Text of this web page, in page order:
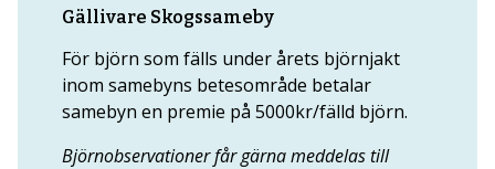
Gällivare Skogssameby
För björn som fälls under årets björnjakt
inom samebyns betesområde betalar
samebyn en premie på 5000kr/fälld björn.
Björnobservationer får gärna meddelas till